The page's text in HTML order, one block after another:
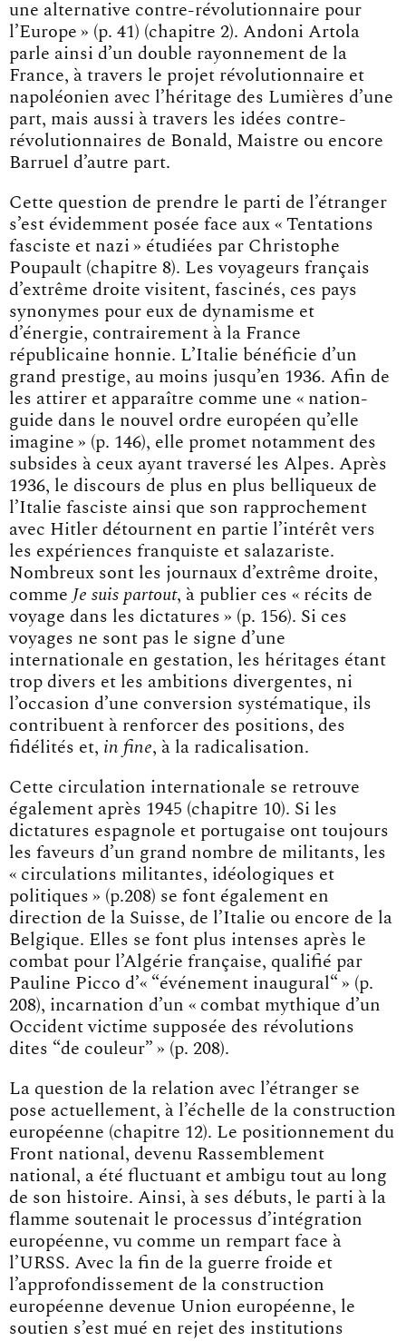
une alternative contre-révolutionnaire pour
l’Europe » (p. 41) (chapitre 2). Andoni Artola
parle ainsi d’un double rayonnement de la
France, à travers le projet révolutionnaire et
napoléonien avec l’héritage des Lumières d’une
part, mais aussi à travers les idées contre-
révolutionnaires de Bonald, Maistre ou encore
Barruel d’autre part.
Cette question de prendre le parti de l’étranger
s’est évidemment posée face aux « Tentations
fasciste et nazi » étudiées par Christophe
Poupault (chapitre 8). Les voyageurs français
d’extrême droite visitent, fascinés, ces pays
synonymes pour eux de dynamisme et
d’énergie, contrairement à la France
républicaine honnie. L’Italie bénéficie d’un
grand prestige, au moins jusqu’en 1936. Afin de
les attirer et apparaître comme une « nation-
guide dans le nouvel ordre européen qu’elle
imagine » (p. 146), elle promet notamment des
subsides à ceux ayant traversé les Alpes. Après
1936, le discours de plus en plus belliqueux de
l’Italie fasciste ainsi que son rapprochement
avec Hitler détournent en partie l’intérêt vers
les expériences franquiste et salazariste.
Nombreux sont les journaux d’extrême droite,
comme Je suis partout, à publier ces « récits de
voyage dans les dictatures » (p. 156). Si ces
voyages ne sont pas le signe d’une
internationale en gestation, les héritages étant
trop divers et les ambitions divergentes, ni
l’occasion d’une conversion systématique, ils
contribuent à renforcer des positions, des
fidélités et, in fine, à la radicalisation.
Cette circulation internationale se retrouve
également après 1945 (chapitre 10). Si les
dictatures espagnole et portugaise ont toujours
les faveurs d’un grand nombre de militants, les
« circulations militantes, idéologiques et
politiques » (p.208) se font également en
direction de la Suisse, de l’Italie ou encore de la
Belgique. Elles se font plus intenses après le
combat pour l’Algérie française, qualifié par
Pauline Picco d’« “événement inaugural“ » (p.
208), incarnation d’un « combat mythique d’un
Occident victime supposée des révolutions
dites “de couleur” » (p. 208).
La question de la relation avec l’étranger se
pose actuellement, à l’échelle de la construction
européenne (chapitre 12). Le positionnement du
Front national, devenu Rassemblement
national, a été fluctuant et ambigu tout au long
de son histoire. Ainsi, à ses débuts, le parti à la
flamme soutenait le processus d’intégration
européenne, vu comme un rempart face à
l’URSS. Avec la fin de la guerre froide et
l’approfondissement de la construction
européenne devenue Union européenne, le
soutien s’est mué en rejet des institutions